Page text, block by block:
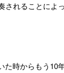
されることによっ
た時からもう10